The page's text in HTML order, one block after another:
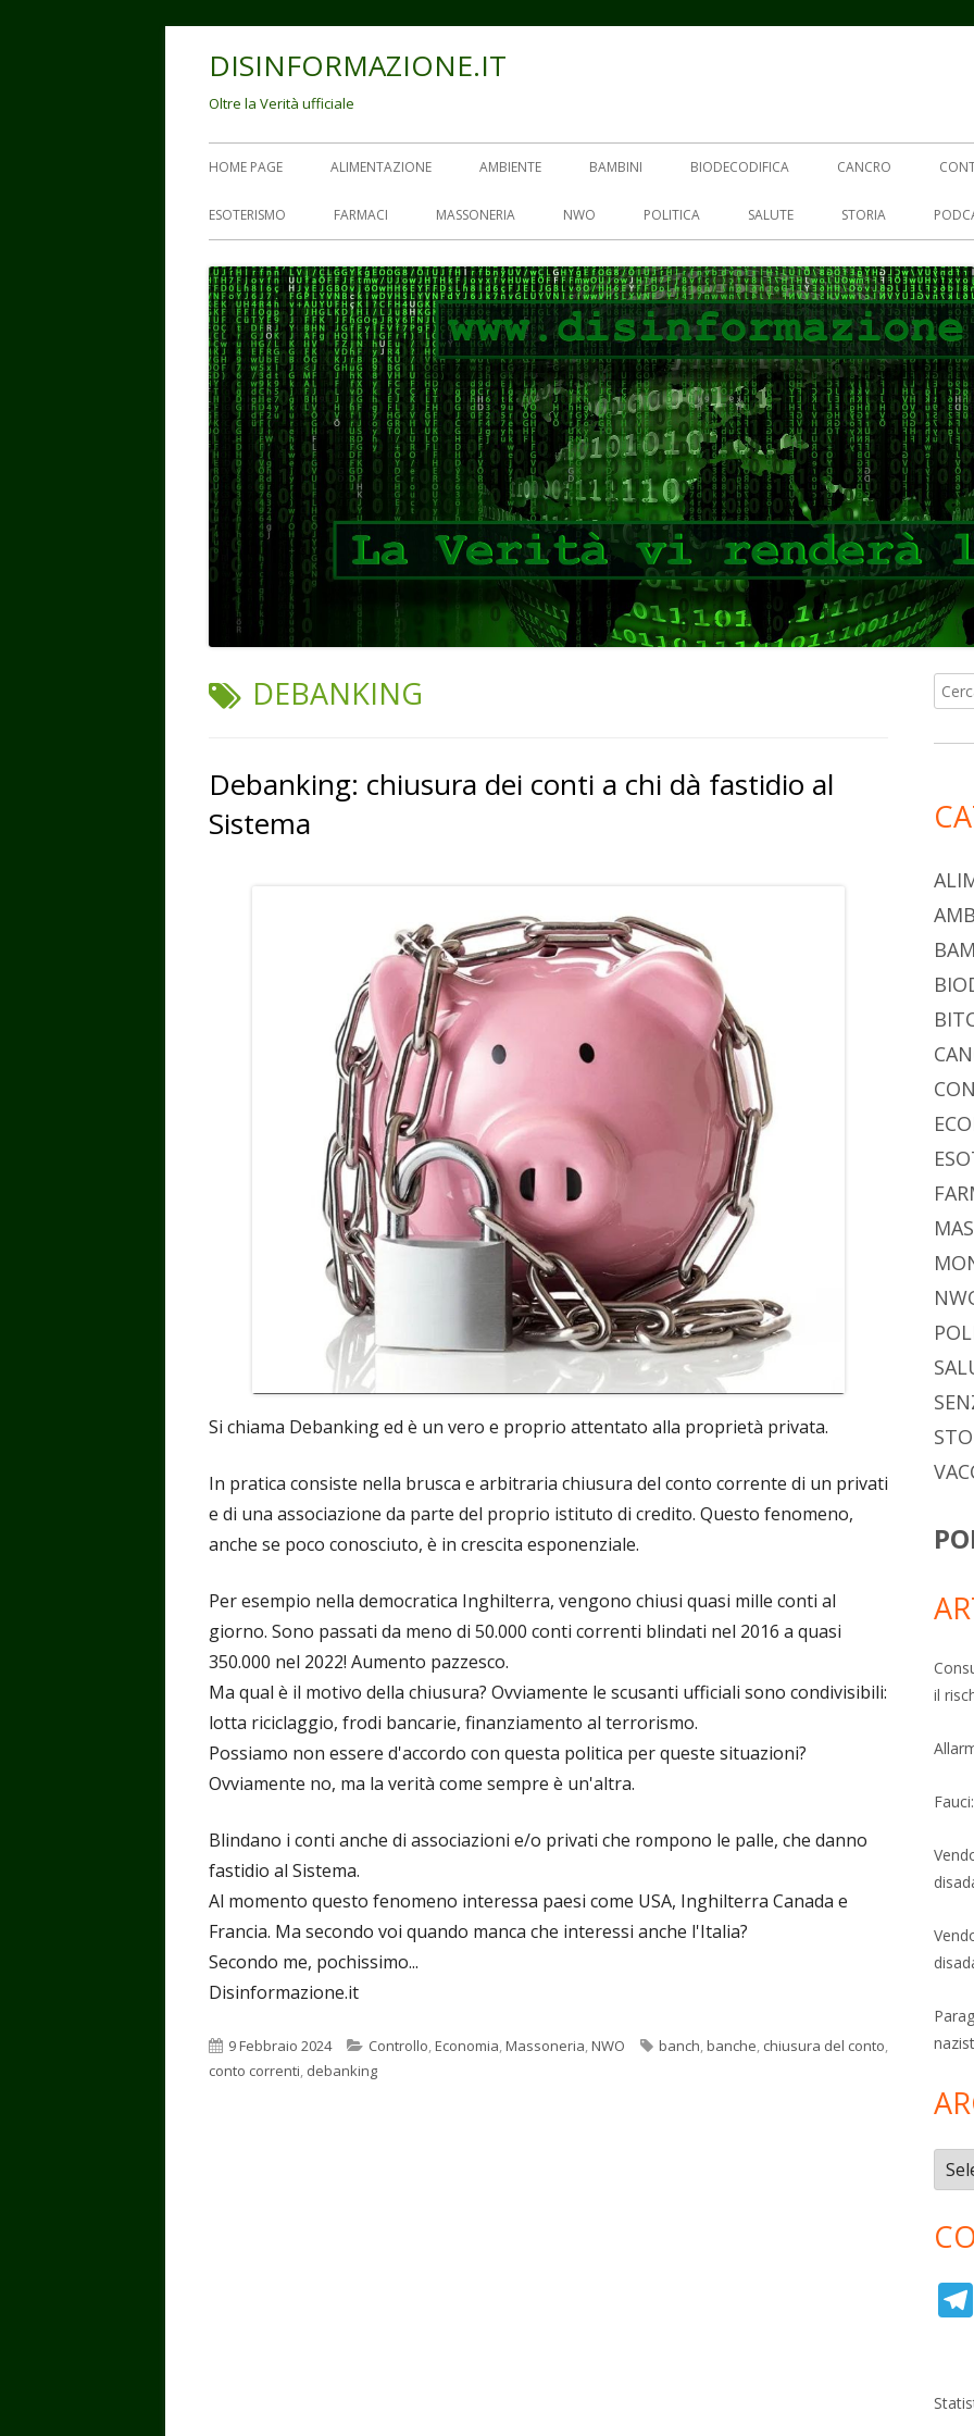
DISINFORMAZIONE.IT
Oltre la Verità ufficiale
Menu
principale
HOME PAGE ALIMENTAZIONE AMBIENTE BAMBINI BIODECODIFICA CANCRO
ESOTERISMO FARMACI MASSONERIA NWO POLITICA SALUTE STORIA
TAG:
DEBANKING
Debanking: chiusura dei conti a chi dà fastidio al
Sistema
Si chiama Debanking ed è un vero e proprio attentato alla proprietà privata.
In pratica consiste nella brusca e arbitraria chiusura del conto corrente di un privati
e di una associazione da parte del proprio istituto di credito. Questo fenomeno,
anche se poco conosciuto, è in crescita esponenziale.
Per esempio nella democratica Inghilterra, vengono chiusi quasi mille conti al
giorno. Sono passati da meno di 50.000 conti correnti blindati nel 2016 a quasi
350.000 nel 2022! Aumento pazzesco.
Ma qual è il motivo della chiusura? Ovviamente le scusanti ufficiali sono condivisibili:
lotta riciclaggio, frodi bancarie, finanziamento al terrorismo.
Possiamo non essere d'accordo con questa politica per queste situazioni?
Ovviamente no, ma la verità come sempre è un'altra.
Blindano i conti anche di associazioni e/o privati che rompono le palle, che danno
fastidio al Sistema.
Al momento questo fenomeno interessa paesi come USA, Inghilterra Canada e
Francia. Ma secondo voi quando manca che interessi anche l'Italia?
Secondo me, pochissimo...
Disinformazione.it
Pubblicato
9 Febbraio 2024 Categorie
Controllo Economia Massoneria NWO Tag
banch banche chiusura del conto
conto correnti debanking
per:
il